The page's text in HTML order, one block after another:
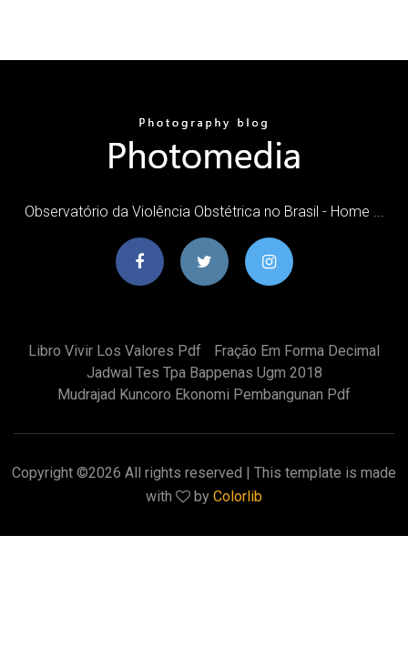
Observatório da Violência Obstétrica no Brasil - Home ...
Libro Vivir Los Valores Pdf
Fração Em Forma Decimal
Jadwal Tes Tpa Bappenas Ugm 2018
Mudrajad Kuncoro Ekonomi Pembangunan Pdf
Copyright ©2026 All rights reserved | This template is made
with
by Colorlib